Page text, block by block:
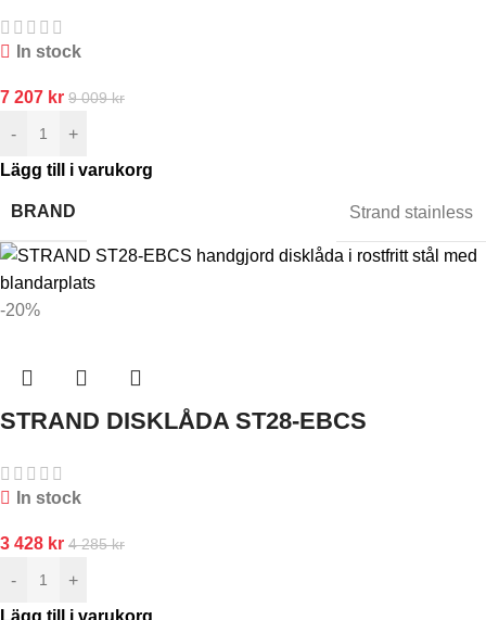
In stock
7 207 kr 9 009kr
-
+
Lägg till i varukorg
BRAND Strand stainless
-20%
STRAND DISKLÅDA ST28-EBCS
In stock
3 428 kr 4 285kr
-
+